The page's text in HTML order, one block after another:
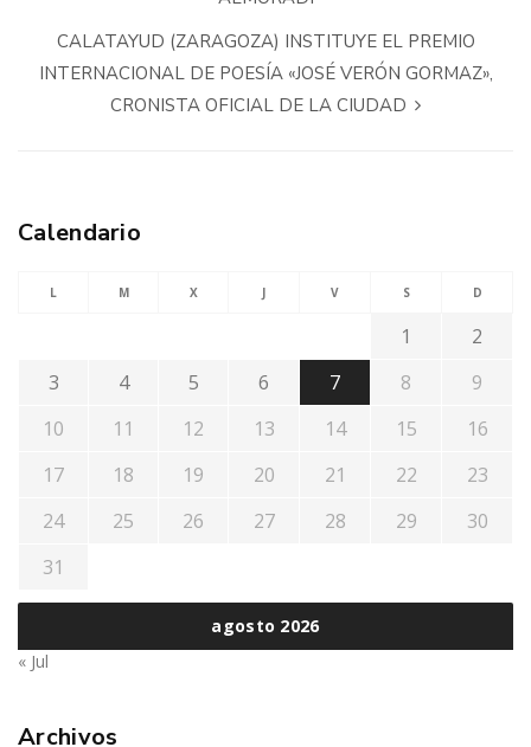
CALATAYUD (ZARAGOZA) INSTITUYE EL PREMIO
INTERNACIONAL DE POESÍA «JOSÉ VERÓN GORMAZ»,
CRONISTA OFICIAL DE LA CIUDAD
Calendario
agosto 2026
L M X J V S D
1
2
3
4 5 6 7 8
9
10
11 12 13 14 15
16
17
18 19 20 21 22
23
24
25 26 27 28 29
30
31
« Jul
Archivos